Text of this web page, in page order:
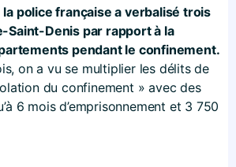
la police française a verbalisé trois
Saint-Denis par rapport à la
pendant le confinement.
on a vu se multiplier les délits de
du confinement » avec des
6 mois d’emprisonnement et 3 750